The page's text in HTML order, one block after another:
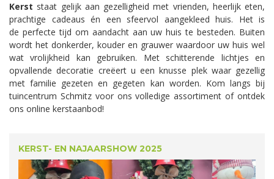
Kerst staat gelijk aan gezelligheid met vrienden, heerlijk eten,
prachtige cadeaus én een sfeervol aangekleed huis. Het is
de perfecte tijd om aandacht aan uw huis te besteden. Buiten
wordt het donkerder, kouder en grauwer waardoor uw huis wel
wat vrolijkheid kan gebruiken. Met schitterende lichtjes en
opvallende decoratie creëert u een knusse plek waar gezellig
met familie gezeten en gegeten kan worden. Kom langs bij
tuincentrum Schmitz voor ons volledige assortiment of ontdek
ons online kerstaanbod!
KERST- EN NAJAARSHOW 2025